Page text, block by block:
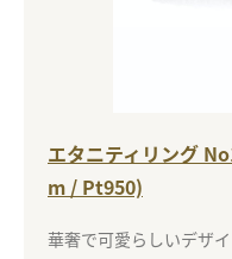
エタニティリング
m / Pt950)
華奢で可愛らしいデザ